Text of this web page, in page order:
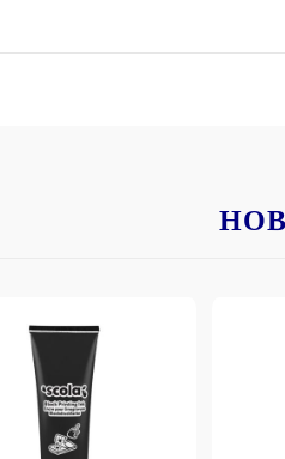
АКСЕСОАРИ
ПЕЧАТИ ЗА ВОСЪК И
ВОСЪЦИ